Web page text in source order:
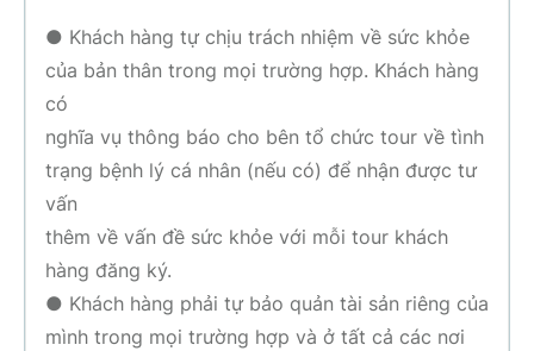
● Khách hàng tự chịu trách nhiệm về sức khỏe
của bản thân trong mọi trường hợp. Khách hàng
có
nghĩa vụ thông báo cho bên tổ chức tour về tình
trạng bệnh lý cá nhân (nếu có) để nhận được tư
vấn
thêm về vấn đề sức khỏe với mỗi tour khách
hàng đăng ký.
● Khách hàng phải tự bảo quản tài sản riêng của
mình trong mọi trường hợp và ở tất cả các nơi